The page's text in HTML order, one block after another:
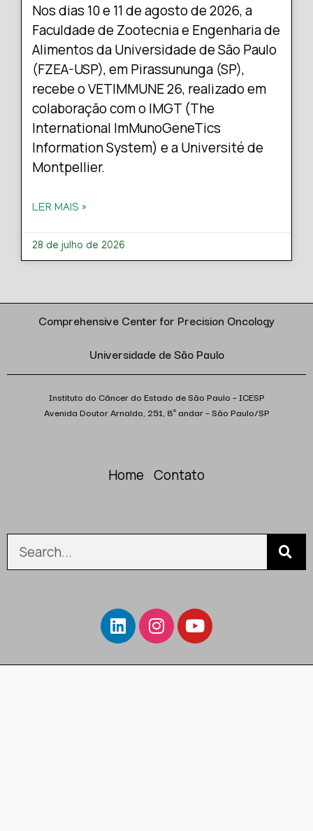
Nos dias 10 e 11 de agosto de 2026, a
Faculdade de Zootecnia e Engenharia de
Alimentos da Universidade de São Paulo
(FZEA-USP), em Pirassununga (SP),
recebe o VETIMMUNE 26, realizado em
colaboração com o IMGT (The
International ImMunoGeneTics
Information System) e a Université de
Montpellier.
LER MAIS »
28 de julho de 2026
Comprehensive Center for Precision Oncology
Universidade de São Paulo
Instituto do Câncer do Estado de São Paulo – ICESP
Avenida Doutor Arnaldo, 251, 8º andar – São Paulo/SP
Home Contato